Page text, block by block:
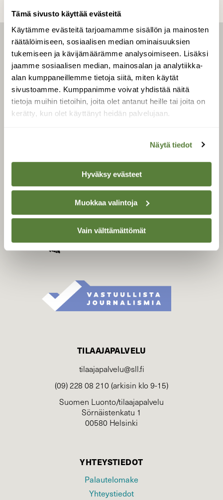
Tämä sivusto käyttää evästeitä
Käytämme evästeitä tarjoamamme sisällön ja mainosten
räätälöimiseen, sosiaalisen median ominaisuuksien
tukemiseen ja kävijämäärämme analysoimiseen. Lisäksi
jaamme sosiaalisen median, mainosalan ja analytiikka-
alan kumppaneillemme tietoja siitä, miten käytät
sivustoamme. Kumppanimme voivat yhdistää näitä
tietoja muihin tietoihin, joita olet antanut heille tai joita on
kerätty, kun olet käyttänyt heidän palvelujaan.
Näytä tiedot
Hyväksy evästeet
Muokkaa valintoja
Vain välttämättömät
Uusin lehti
Tilaa Suomen Luonto
Tilaa digilukuoikeus
Äänestä parasta juttua
SUOMEN LUONNON­
SUOJELU­LIITTO
Suomen Luonto -lehden
kustantaja on
luonnonsuojelu­liitto.
TILAAJAPALVELU
tilaajapalvelu@sll.fi
(09) 228 08 210 (arkisin klo 9-15)
Suomen Luonto/tilaajapalvelu
Sörnäistenkatu 1
00580 Helsinki
YHTEYSTIEDOT
Palautelomake
Yhteystiedot